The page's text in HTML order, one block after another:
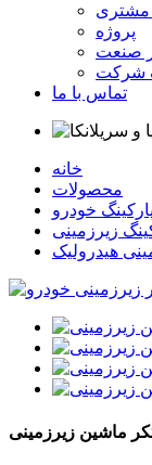
مشتری
پروژه
صنعت
شرکت
تماس با ما
خانه
محصولات
خودرو
زیرزمینی
هیدرولیک
ماشین زیرزمینی